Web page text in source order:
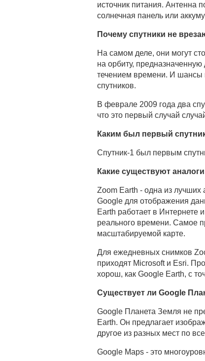
источник питания. Антенна
солнечная панель или
Почему спутники не
На самом деле, они могут
на орбиту,
течением времени. И шансы
спутников.
В феврале 2009 года два
что это первый случай
Каким был первый
Спутник-1 был первым
Какие существуют
Zoom Earth - одна из лучших
Google для отображения
Earth работает в
реального времени. Самое
масштабируемой карте.
Для ежедневных снимков
приходят Microsoft и Esri.
хорош, как Google Earth, с
Существует ли Google
Google Планета Земля не
Earth. Он предлагает
другое из разных мест по
Google Maps - это